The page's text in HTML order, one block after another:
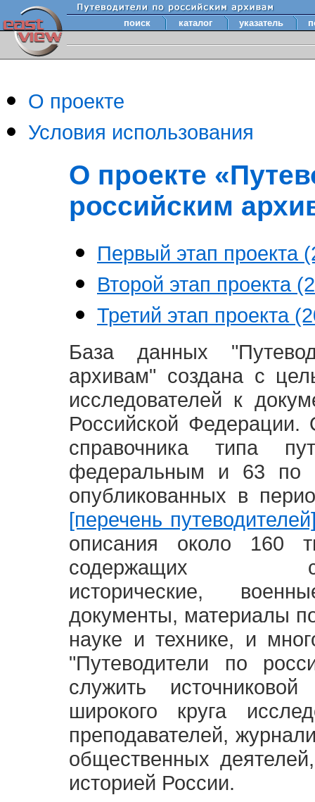
поиск каталог указатель
О проекте
Условия использования
О проекте
российским
Первый этап проекта
Второй этап проекта
Третий этап проекта
База данных
архивам" создана с
исследователей к
Российской
справочника типа
федеральным и 63 по
опубликованных в
[перечень
описания около 160
содержащих
исторические,
документы, материалы
науке и технике, и
"Путеводители по
служить
широкого круга
преподавателей,
общественных
историей России.